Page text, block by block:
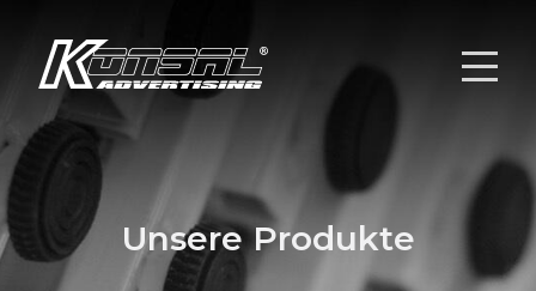
Unsere Produkte